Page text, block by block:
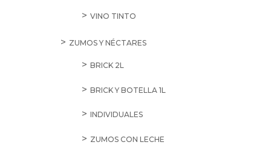
VINO TINTO
ZUMOS Y NÉCTARES
BRICK 2L
BRICK Y BOTELLA 1L
INDIVIDUALES
ZUMOS CON LECHE